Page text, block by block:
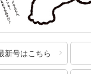
新号はこちら